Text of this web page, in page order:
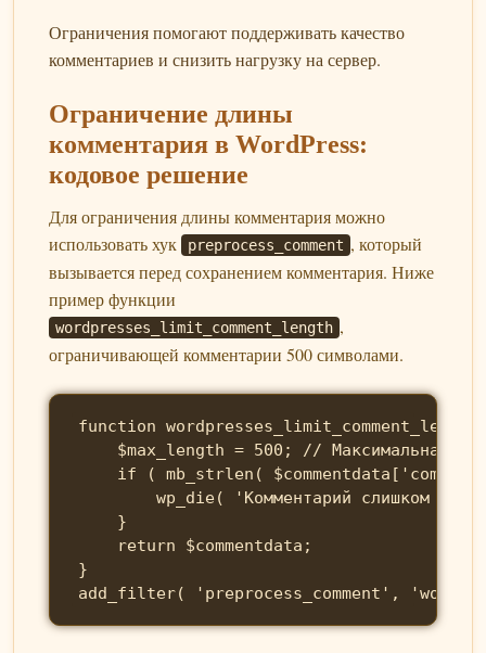
Ограничения помогают поддерживать качество
комментариев и снизить нагрузку на сервер.
Ограничение длины
комментария в WordPress:
кодовое решение
Для ограничения длины комментария можно
использовать хук
preprocess_comment , который
вызывается перед сохранением комментария. Ниже
пример функции
wordpresses_limit_comment_length ,
ограничивающей комментарии 500 символами.
function
$max_length = 500; // Максимальная
if ( mb_strlen(
wp_die( 'Комментарий слишком
    }
    return $commentdata;
}
add_filter( 'preprocess_comment',